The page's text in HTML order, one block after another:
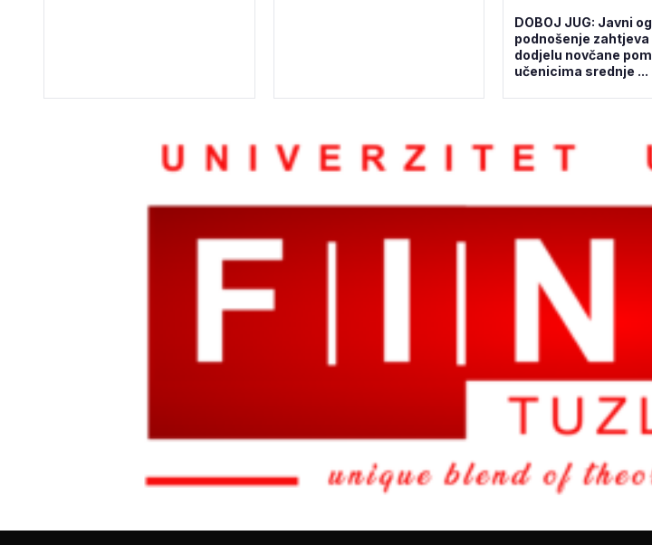
DOBOJ JUG: Javni
podnošenje zahtjeva
dodjelu novčane
učenicima srednje ...